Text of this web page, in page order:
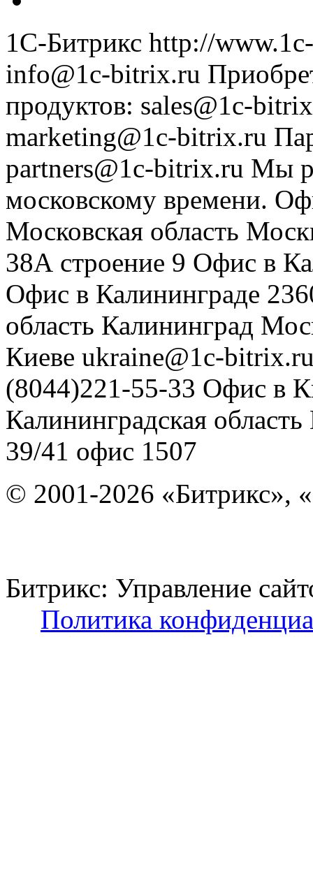
1С-Битрикс http://
info@1c-bitrix.ru
продуктов: sales@1c-
marketing@1c-bitrix.ru
partners@1c-bitrix.ru Мы
московскому времени.
Московская область
38А строение 9 Офис в
Офис в Калининграде
область Калининград
Киеве ukraine@1c-
(8044)221-55-33 Офис в
Калининградская область
39/41 офис 1507
© 2001-2026 «Битрикс»,
Битрикс: Управление
Политика